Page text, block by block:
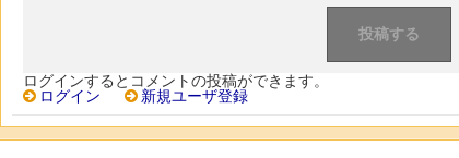
ログインするとコメントの投稿ができます。
ログイン
新規ユーザ登録